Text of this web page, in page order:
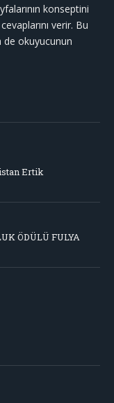
konseptini
verir. Bu
okuyucunun
Ertik
ÖDÜLÜ FULYA